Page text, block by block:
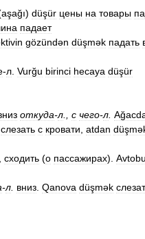
aşağı) düşür цены на товары
падает
gözündən düşmək падать
-л Vurğu birinci hecaya düşür
откуда-л с чего-л
слезать с кровати atdan
сходить (о пассажирах).
-л вниз Qanova düşmək